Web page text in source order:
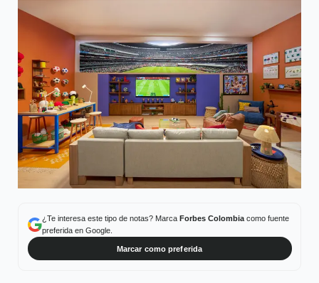
¿Te interesa este tipo de notas? Marca Forbes Colombiacomo fuente
preferida en Google.
Marcar como preferida